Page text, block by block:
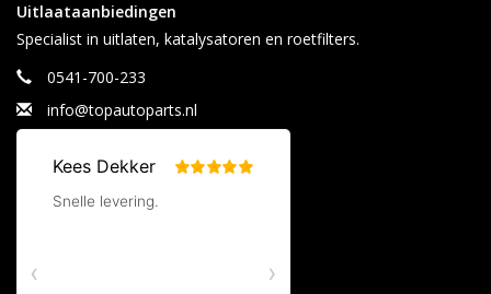
Uitlaataanbiedingen
Specialist in uitlaten, katalysatoren en roetfilters.
0541-700-233
info@topautoparts.nl